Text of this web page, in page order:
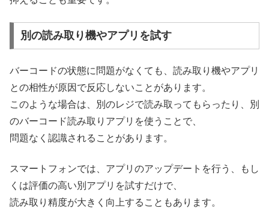
別の読み取り機やアプリを試す
バーコードの状態に問題がなくても、読み取り機やアプリ
との相性が原因で反応しないことがあります。
このような場合は、別のレジで読み取ってもらったり、別
のバーコード読み取りアプリを使うことで、
問題なく認識されることがあります。
スマートフォンでは、アプリのアップデートを行う、もし
くは評価の高い別アプリを試すだけで、
読み取り精度が大きく向上することもあります。